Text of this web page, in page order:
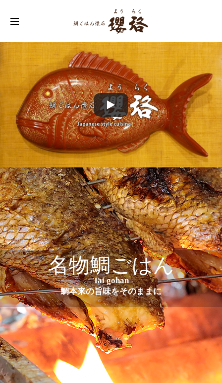
名物鯛ごはん
Tai gohan
鯛本来の旨味をそのままに